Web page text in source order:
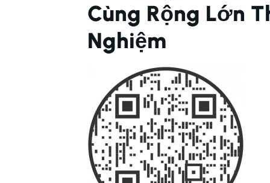
Cùng Rộng Lớn
Nghiệm